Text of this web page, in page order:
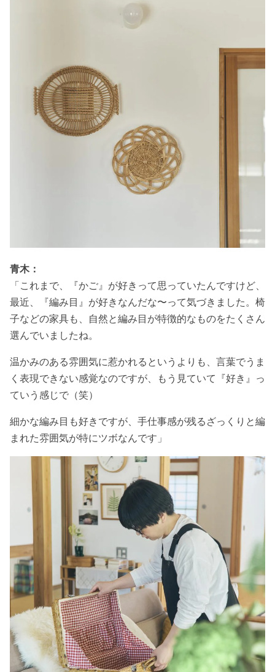
青木：
「これまで、『かご』が好きって思っていたんですけど、
最近、『編み目』が好きなんだな〜って気づきました。椅
子などの家具も、自然と編み目が特徴的なものをたくさん
選んでいましたね。
温かみのある雰囲気に惹かれるというよりも、言葉でうま
く表現できない感覚なのですが、もう見ていて『好き』っ
ていう感じで（笑）
細かな編み目も好きですが、手仕事感が残るざっくりと編
まれた雰囲気が特にツボなんです」